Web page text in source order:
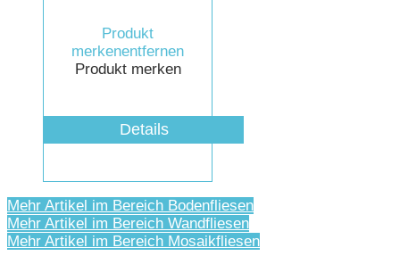
Produkt
merkenentfernen
Produkt merken
Details
Mehr Artikel im Bereich Bodenfliesen
Mehr Artikel im Bereich Wandfliesen
Mehr Artikel im Bereich Mosaikfliesen